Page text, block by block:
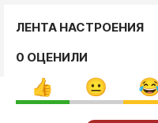
ЛЕНТА НАСТРОЕНИЯ
0 ОЦЕНИЛИ